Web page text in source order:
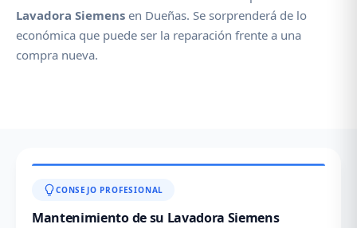
Lavadora Siemens en Dueñas. Se sorprenderá de lo
económica que puede ser la reparación frente a una
compra nueva.
CONSEJO PROFESIONAL
Mantenimiento de su Lavadora Siemens